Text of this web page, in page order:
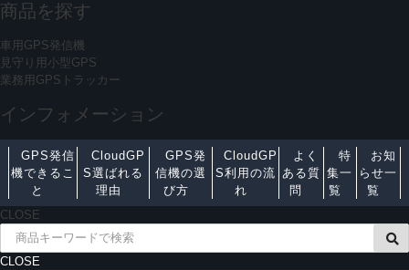
商品を探す
車用GPS発信機
見守り用小型GPS
業務用GPSトラッカー
インフォメーション
GPS発信
機できるこ
と
CloudGP
S選ばれる
理由
GPS発
信機の選
び方
CloudGP
S利用の流
れ
よく
ある質
問
特
集一
覧
お知
らせ一
覧
CLOSE
CLOSE